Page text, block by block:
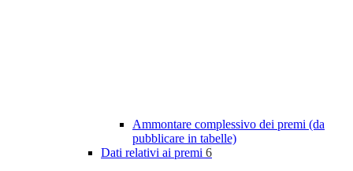
Ammontare complessivo dei premi (da
pubblicare in tabelle)
Dati relativi ai premi 6